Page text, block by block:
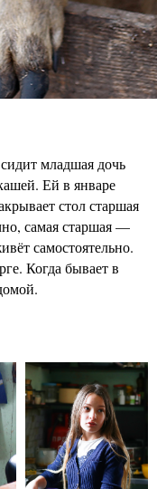
младшая дочь
Ей в январе
стол старшая
самая старшая —
самостоятельно.
Когда бывает в